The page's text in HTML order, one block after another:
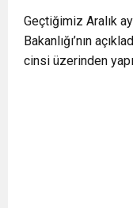
Geçtiğimiz Aralık
Bakanlığı’nın
cinsi üzerinden